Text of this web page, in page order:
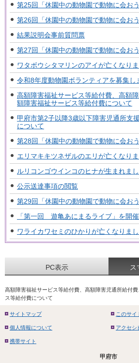
第25回「休園中の動物園で動物に会おう
第26回「休園中の動物園で動物に会おう
結果説明会事前質問票
第27回「休園中の動物園で動物に会おう
ワタボウシタマリンのアイが亡くなり
令和8年度動物園ボランティアを募集し
高額障害福祉サービス等給付費、高額
額障害福祉サービス等給付費について
甲府市第2子以降3歳以下障害児通所支
について
第28回「休園中の動物園で動物に会おう
エリマキキツネザルのエリが亡くなり
ルリコンゴウインコのヒナが生まれま
公示送達事項の閲覧
第29回「休園中の動物園で動物に会おう
「第一回 遊亀あにまるライブ」を開
ワライカワセミのひかりが亡くなりま
PC表示 ス
高額障害福祉サービス等給付費、高額障害児通所給付
ス等給付費について
サイトマップ このサイ
個人情報について アクセシ
携帯サイト
甲府市